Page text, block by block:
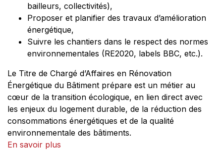
bailleurs, collectivités),
Proposer et planifier des travaux d’amélioration
énergétique,
Suivre les chantiers dans le respect des normes
environnementales (RE2020, labels BBC, etc.).
Le Titre de Chargé d’Affaires en Rénovation
Énergétique du Bâtiment prépare est un métier au
cœur de la transition écologique, en lien direct avec
les enjeux du logement durable, de la réduction des
consommations énergétiques et de la qualité
environnementale des bâtiments.
En savoir plus